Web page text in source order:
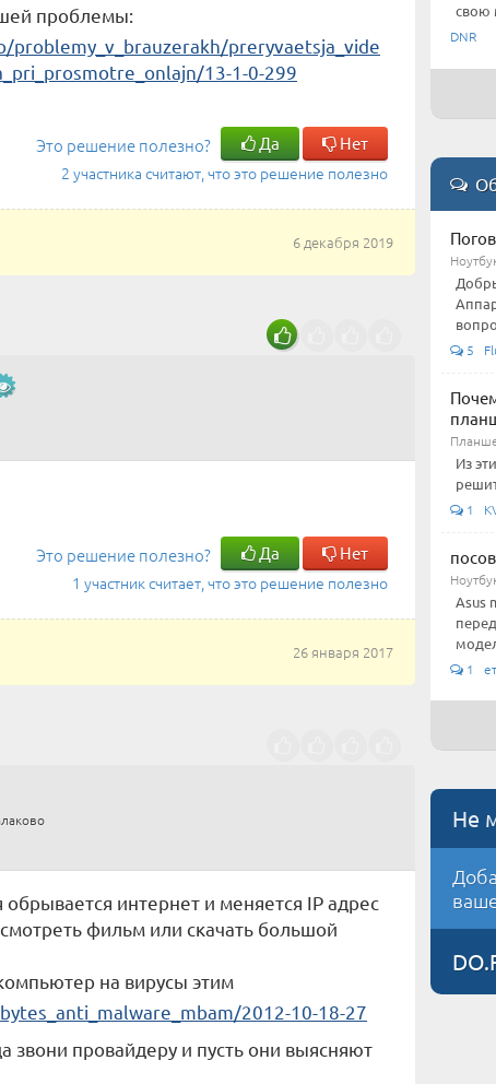
проблемы:
preryvaetsja_vide
13-1-0-299
Это решение полезно? Да Нет
2 участника считают, что это решение полезно
6 декабря 2019
Это решение полезно? Да Нет
1 участник считает, что это решение полезно
26 января 2017
интернет и меняется IP адрес
фильм или скачать большой
на вирусы этим
2012-10-18-27
звони провайдеру и пусть они выясняют
свою
DNR
5
Из
1
Asus
1
Не